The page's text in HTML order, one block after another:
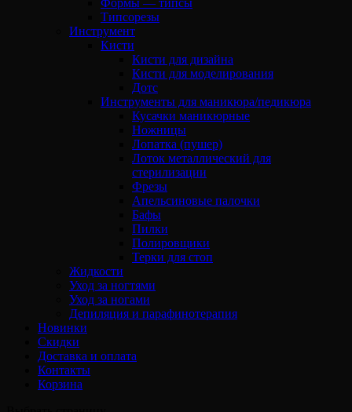
Формы — типсы
Типсорезы
Инструмент
Кисти
Кисти для дизайна
Кисти для моделирования
Дотс
Инструменты для маникюра/педикюра
Кусачки маникюрные
Ножницы
Лопатка (пушер)
Лоток металлический для
стерилизации
Фрезы
Апельсиновые палочки
Бафы
Пилки
Полировщики
Терки для стоп
Жидкости
Уход за ногтями
Уход за ногами
Депиляция и парафинотерапия
Новинки
Скидки
Доставка и оплата
Контакты
Корзина